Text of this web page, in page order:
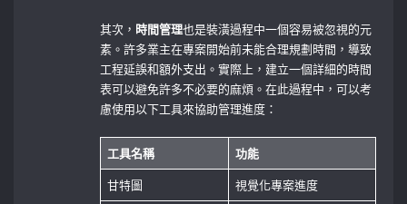
其次， 時間管理也是裝潢過程中一個容易被忽視的元
素。許多業主在專案開始前未能合理規劃時間，導致
工程延誤和額外支出。實際上，建立一個詳細的時間
表可以避免許多不必要的麻煩。在此過程中，可以考
慮使用以下工具來協助管理進度：
工具名稱
功能
甘特圖
視覺化專案進度